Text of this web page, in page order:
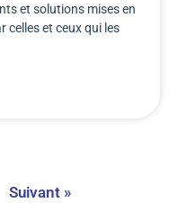
et solutions mises en
celles et ceux qui les
Suivant »